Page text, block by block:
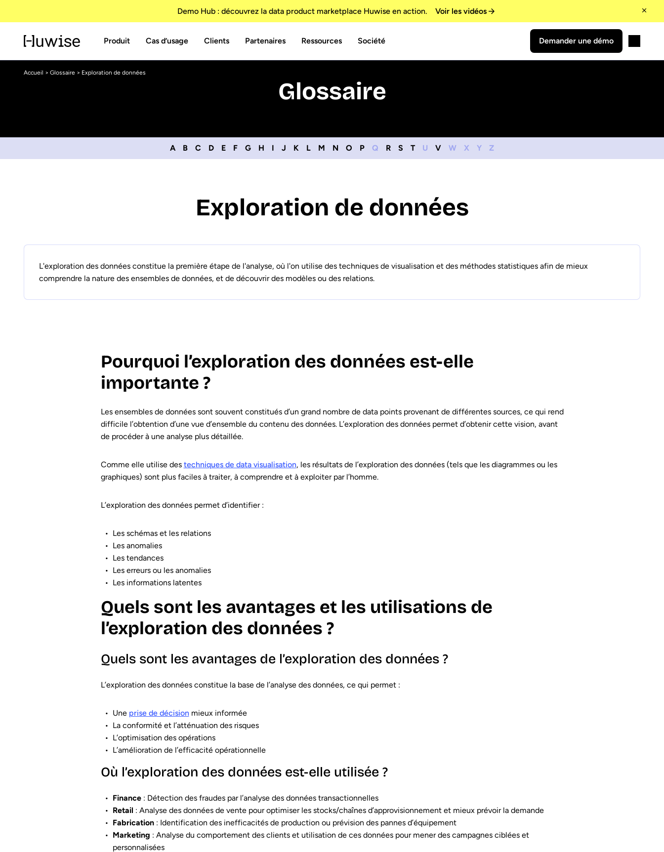
Demo Hub : découvrez la data product marketplace Huwise en action. Voir les vidéos
Produit Cas d’usage Clients Partenaires Ressources Société Demander une démo
Accueil > Glossaire > Exploration de données
Glossaire
A B C D E F G H I J K L M N O P Q R S T U V W X Y Z
Exploration de données
L'exploration des données constitue la première étape de l'analyse, où l'on utilise des techniques de visualisation et des méthodes statistiques afin de mieux
comprendre la nature des ensembles de données, et de découvrir des modèles ou des relations.
Pourquoi l’exploration des données est-elle
importante ?
Les ensembles de données sont souvent constitués d’un grand nombre de data points provenant de différentes sources, ce qui rend
difficile l’obtention d’une vue d’ensemble du contenu des données. L’exploration des données permet d’obtenir cette vision, avant
de procéder à une analyse plus détaillée.
Comme elle utilise des techniques de data visualisation, les résultats de l’exploration des données (tels que les diagrammes ou les
graphiques) sont plus faciles à traiter, à comprendre et à exploiter par l’homme.
L’exploration des données permet d’identifier :
Les schémas et les relations
Les anomalies
Les tendances
Les erreurs ou les anomalies
Les informations latentes
Quels sont les avantages et les utilisations de
l’exploration des données ?
Quels sont les avantages de l’exploration des données ?
L’exploration des données constitue la base de l’analyse des données, ce qui permet :
Une prise de décision mieux informée
La conformité et l’atténuation des risques
L’optimisation des opérations
L’amélioration de l’efficacité opérationnelle
Où l’exploration des données est-elle utilisée ?
Finance: Détection des fraudes par l’analyse des données transactionnelles
Retail : Analyse des données de vente pour optimiser les stocks/chaînes d’approvisionnement et mieux prévoir la demande
Fabrication: Identification des inefficacités de production ou prévision des pannes d’équipement
Marketing : Analyse du comportement des clients et utilisation de ces données pour mener des campagnes ciblées et
personnalisées